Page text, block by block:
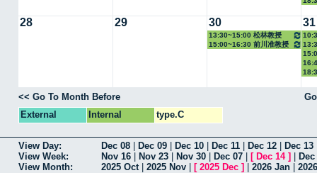
28 29 30
13:30~15:00 松林教授
15:00~16:30 前川准教授
31
教授
<< Go To Month Before
External
Internal type.C
View Day: Dec 08 Dec 09 Dec 10 Dec 11 Dec 12 Dec 13
View Week:
Nov 16 Nov 23 Nov 30 Dec 07 [ Dec 14]
View Month:
2025 Oct 2025 Nov [ 2025 Dec ] 2026 Jan